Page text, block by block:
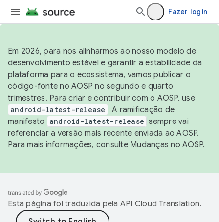
Fazer login
Em 2026, para nos alinharmos ao nosso modelo de
desenvolvimento estável e garantir a estabilidade da
plataforma para o ecossistema, vamos publicar o
código-fonte no AOSP no segundo e quarto
trimestres. Para criar e contribuir com o AOSP, use
android-latest-release . A ramificação de
manifesto
android-latest-release sempre vai
referenciar a versão mais recente enviada ao AOSP.
Para mais informações, consulte Mudanças no AOSP.
Esta página foi traduzida pela API Cloud Translation.